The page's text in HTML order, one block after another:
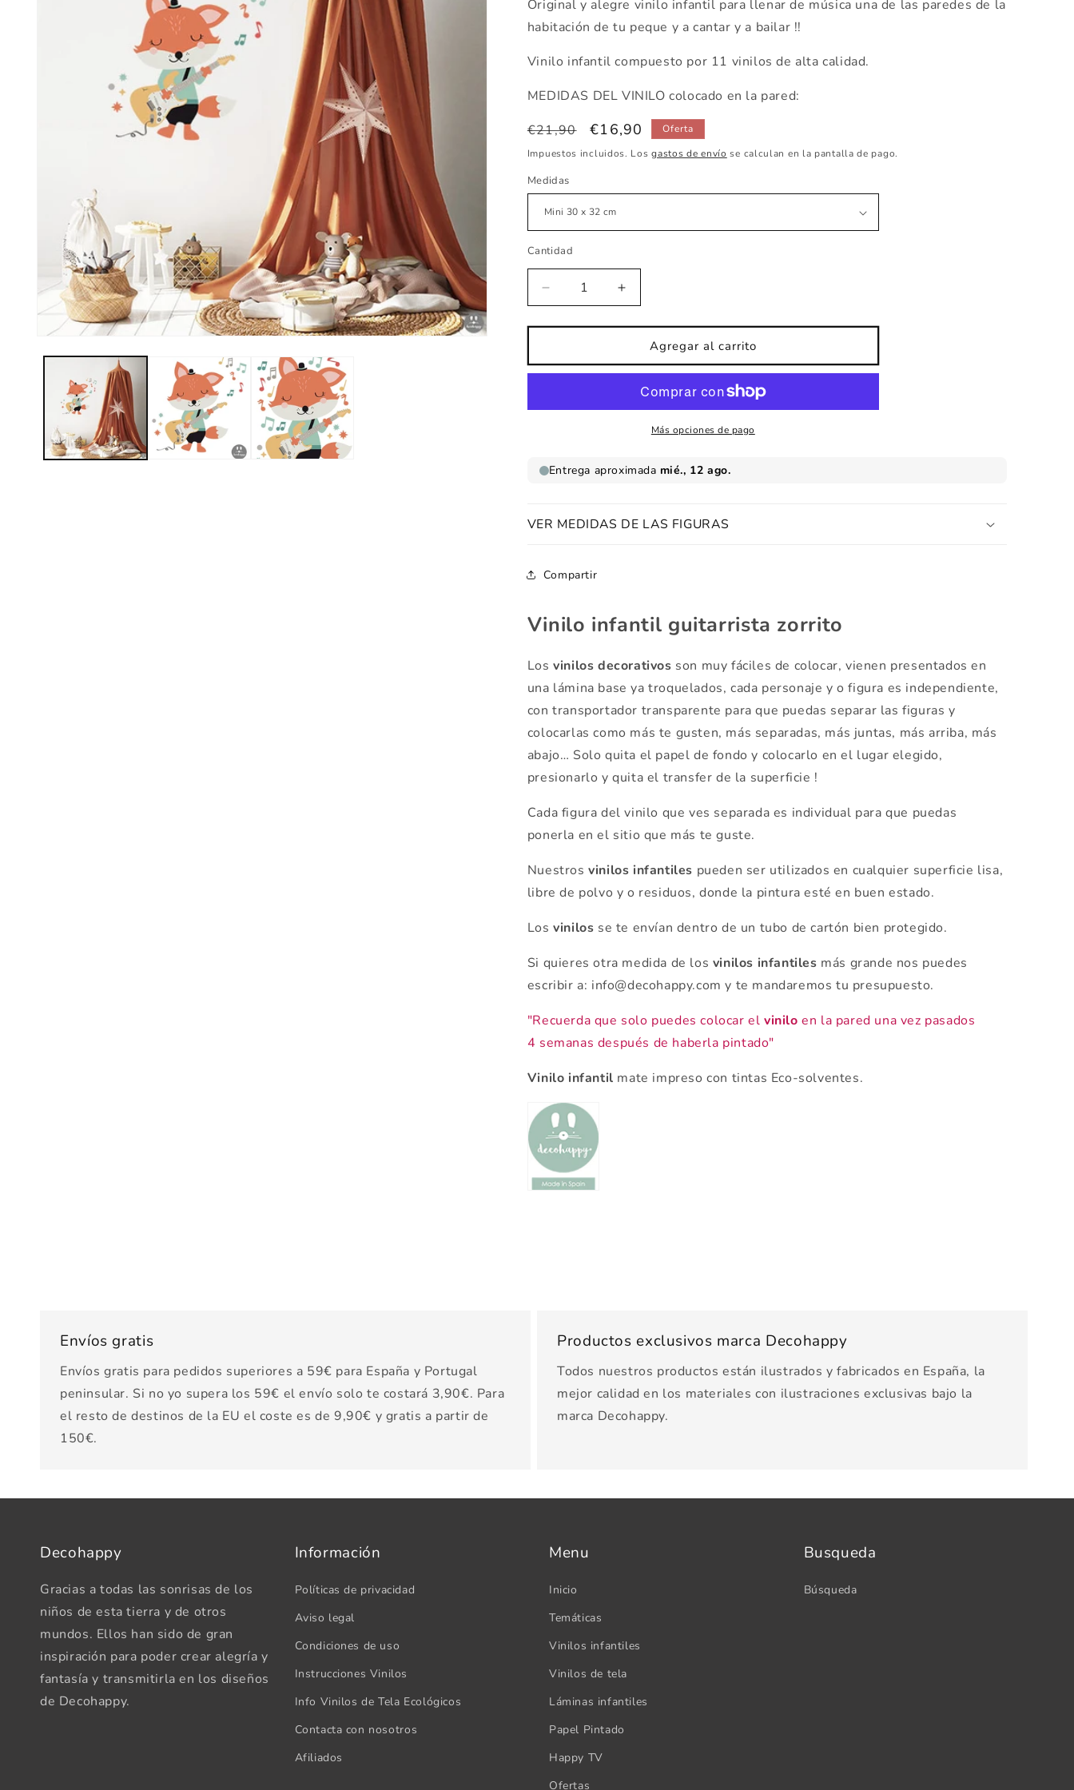
Original y alegre vinilo infantil para llenar de música una de las paredes de la
habitación de tu peque y a cantar y a bailar !!
Vinilo infantil compuesto por 11 vinilos de alta calidad.
MEDIDAS DEL VINILO colocado en la pared:
Precio
habitual
€21,90
Precio
de
€16,90
Oferta
Impuestos incluidos. Losgastos de envío se calculan en la pantalla de pago.
Medidas
Cantidad
Reducir
cantidad
para
infantil
guitarrista
Aumentar
cantidad
para
Vinilo
infantil
guitarrista
zorrito
Agregar al carrito
Más opciones de pago
VER MEDIDAS DE LAS FIGURAS
Compartir
Vinilo infantil guitarrista zorrito
Losvinilos decorativos son muy fáciles de colocar, vienen presentados en
una lámina base ya troquelados, cada personaje y o figura es independiente,
con transportador transparente para que puedas separar las figuras y
colocarlas como más te gusten, más separadas, más juntas, más arriba, más
abajo… Solo quita el papel de fondo y colocarlo en el lugar elegido,
presionarlo y quita el transfer de la superficie !
Cada figura del vinilo que ves separada es individual para que puedas
ponerla en el sitio que más te guste.
Nuestrosvinilos infantiles pueden ser utilizados en cualquier superficie lisa,
libre de polvo y o residuos, donde la pintura esté en buen estado.
Losvinilos se te envían dentro de un tubo de cartón bien protegido.
Si quieres otra medida de los vinilos infantiles más grande nos puedes
escribir a: info@decohappy.com y te mandaremos tu presupuesto.
"Recuerda que solo puedes colocar el vinilo en la pared una vez pasados
4 semanas después de haberla pintado"
Vinilo infantil mate impreso con tintas Eco-solventes.
Envíos gratis
Envíos gratis para pedidos superiores a 59€ para España y Portugal
peninsular. Si no yo supera los 59€ el envío solo te costará 3,90€. Para
el resto de destinos de la EU el coste es de 9,90€ y gratis a partir de
150€.
Productos exclusivos marca Decohappy
Todos nuestros productos están ilustrados y fabricados en España, la
mejor calidad en los materiales con ilustraciones exclusivas bajo la
marca Decohappy.
Decohappy
Gracias a todas las sonrisas de los
niños de esta tierra y de otros
mundos. Ellos han sido de gran
inspiración para poder crear alegría y
fantasía y transmitirla en los diseños
de Decohappy.
Información
Políticas de privacidad
Aviso legal
Condiciones de uso
Instrucciones Vinilos
Info Vinilos de Tela Ecológicos
Contacta con nosotros
Afiliados
Menu
Inicio
Temáticas
Vinilos infantiles
Vinilos de tela
Láminas infantiles
Papel Pintado
Happy TV
Ofertas
Busqueda
Búsqueda